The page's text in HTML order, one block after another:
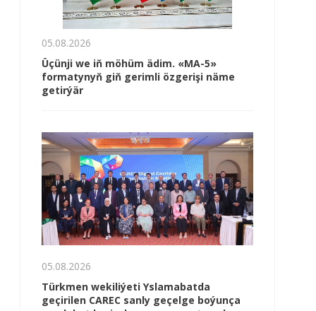
05.08.2026
Üçünji we iň möhüm ädim. «MA-5»
formatynyň giň gerimli özgerişi näme
getirýär
05.08.2026
Türkmen wekiliýeti Yslamabatda
geçirilen CAREC sanly geçelge boýunça